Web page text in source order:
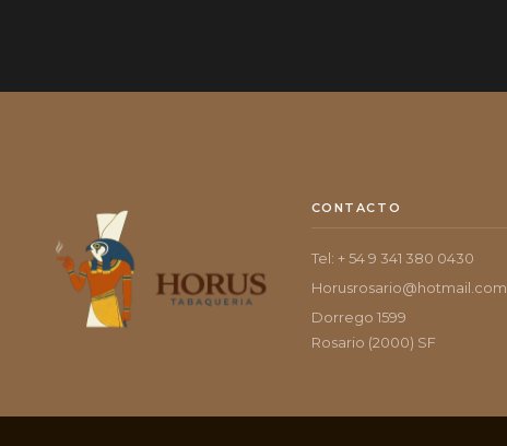
CONTACTO
Tel: + 54 9 341 380 0430
Horusrosario@hotmail.com
Dorrego 1599
Rosario (2000) SF